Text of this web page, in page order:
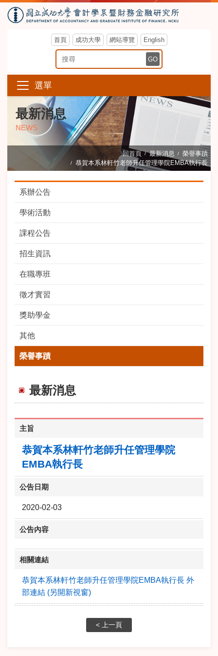
首頁 成功大學 網站導覽 English
搜尋關鍵字 GO
選單
最新消息
NEWS
回首頁 最新消息
榮譽事蹟
恭賀本系林軒竹老師升任管理學院EMBA執行長
系辦公告
學術活動
課程公告
招生資訊
在職專班
徵才實習
獎助學金
其他
榮譽事蹟
最新消息
主旨
恭賀本系林軒竹老師升任管理學院
EMBA執行長
公告日期
2020-02-03
公告內容
相關連結
恭賀本系林軒竹老師升任管理學院EMBA執行長 外
部連結 (另開新視窗)
< 上一頁